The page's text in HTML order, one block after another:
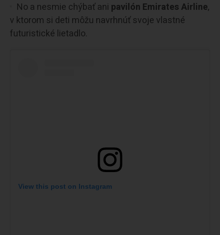
No a nesmie chýbať ani pavilón Emirates Airline,
v ktorom si deti môžu navrhnúť svoje vlastné
futuristické lietadlo.
View this post on Instagram